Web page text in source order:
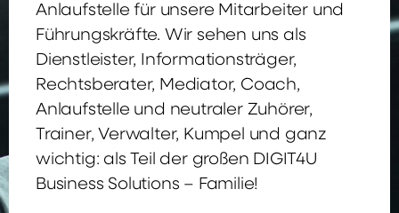
Anlaufstelle für unsere Mitarbeiter und
Führungskräfte. Wir sehen uns als
Dienstleister, Informationsträger,
Rechtsberater, Mediator, Coach,
Anlaufstelle und neutraler Zuhörer,
Trainer, Verwalter, Kumpel und ganz
wichtig: als Teil der großen DIGIT4U
Business Solutions – Familie!